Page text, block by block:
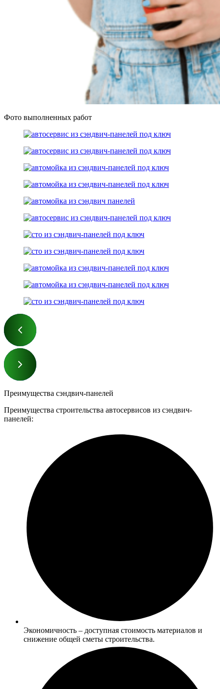
Фото выполненных работ
Преимущества сэндвич-панелей
Преимущества строительства автосервисов из сэндвич-
панелей:
Экономичность – доступная стоимость материалов и
снижение общей сметы строительства.